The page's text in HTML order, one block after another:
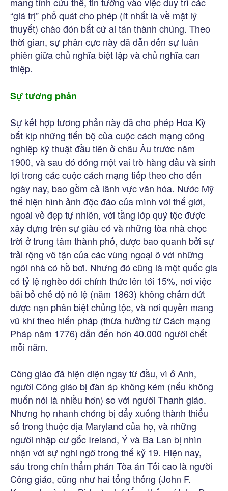
“giá trị” phổ quát cho phép (ít nhất là về mặt lý
thuyết) chào đón bất cứ ai tán thành chúng. Theo
thời gian, sự phân cực này đã dẫn đến sự luân
phiên giữa chủ nghĩa biệt lập và chủ nghĩa can
thiệp.
Sự tương phản
Sự kết hợp tương phản này đã cho phép Hoa Kỳ
bắt kịp những tiến bộ của cuộc cách mạng công
nghiệp kỹ thuật đầu tiên ở châu Âu trước năm
1900, và sau đó đóng một vai trò hàng đầu và sinh
lợi trong các cuộc cách mạng tiếp theo cho đến
ngày nay, bao gồm cả lãnh vực văn hóa. Nước Mỹ
thể hiện hình ảnh độc đáo của mình với thế giới,
ngoài vẻ đẹp tự nhiên, với tầng lớp quý tộc được
xây dựng trên sự giàu có và những tòa nhà chọc
trời ở trung tâm thành phố, được bao quanh bởi sự
trải rộng vô tận của các vùng ngoại ô với những
ngôi nhà có hồ bơi. Nhưng đó cũng là một quốc gia
có tỷ lệ nghèo đói chính thức lên tới 15%, nơi việc
bãi bỏ chế độ nô lệ (năm 1863) không chấm dứt
được nạn phân biệt chủng tộc, và nơi quyền mang
vũ khí theo hiến pháp (thừa hưởng từ Cách mạng
Pháp năm 1776) dẫn đến hơn 40.000 người chết
mỗi năm.
Công giáo đã hiện diện ngay từ đầu, vì ở Anh,
người Công giáo bị đàn áp không kém (nếu không
muốn nói là nhiều hơn) so với người Thanh giáo.
Nhưng họ nhanh chóng bị đẩy xuống thành thiểu
số trong thuộc địa Maryland của họ, và những
người nhập cư gốc Ireland, Ý và Ba Lan bị nhìn
nhận với sự nghi ngờ trong thế kỷ 19. Hiện nay,
sáu trong chín thẩm phán Tòa án Tối cao là người
Công giáo, cũng như hai tổng thống (John F.